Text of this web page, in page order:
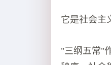
它是社会主
"三纲五常"